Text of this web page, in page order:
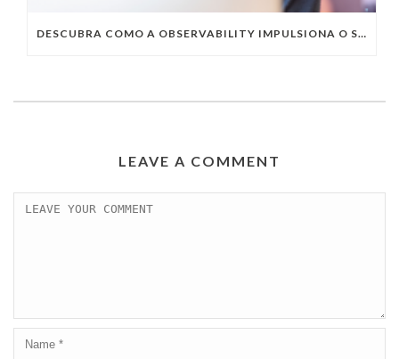
DESCUBRA COMO A OBSERVABILITY IMPULSIONA O SUCESSO DO SEU NEGÓCIO
LEAVE A COMMENT